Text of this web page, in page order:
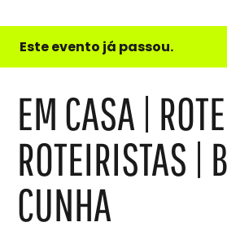
e
do
Este evento já passou.
EM CASA |
ROTEIRISTAS |
CUNHA